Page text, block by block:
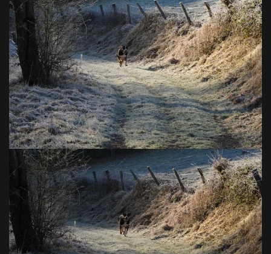
VOIR EN GRAND
VOIR EN GRAND